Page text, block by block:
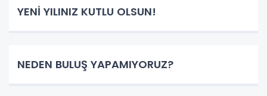
YENİ YILINIZ KUTLU OLSUN!
NEDEN BULUŞ YAPAMIYORUZ?